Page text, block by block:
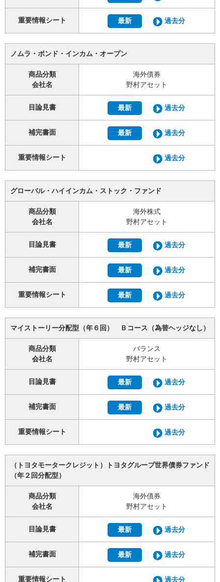
重要情報シート 最新 過去分
ノムラ・ボンド・インカム・オープン
商品分類
会社名
海外債券
野村アセット
目論見書 最新 過去分
補完書面 最新 過去分
重要情報シート 過去分
グローバル・ハイインカム・ストック・ファンド
商品分類
会社名
海外株式
野村アセット
目論見書 最新 過去分
補完書面 最新 過去分
重要情報シート 最新 過去分
マイストーリー分配型（年６回） Ｂコース（為替ヘッジなし）
商品分類
会社名
バランス
野村アセット
目論見書 最新 過去分
補完書面 最新 過去分
重要情報シート 過去分
（トヨタモータークレジット）トヨタグループ世界債券ファンド
（年２回分配型）
商品分類
会社名
海外債券
野村アセット
目論見書 最新 過去分
補完書面 最新 過去分
重要情報シート 過去分